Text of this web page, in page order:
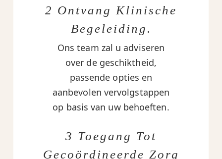
2 Ontvang Klinische
Begeleiding.
Ons team zal u adviseren
over de geschiktheid,
passende opties en
aanbevolen vervolgstappen
op basis van uw behoeften.
3 Toegang Tot
Gecoördineerde Zorg